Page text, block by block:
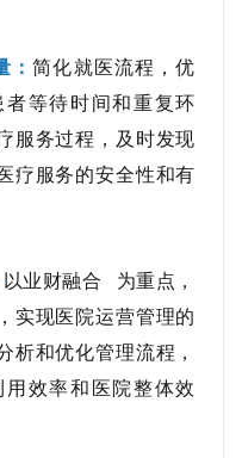
：简化就医流程，优
等待时间和重复环
服务过程，及时发现
疗服务的安全性和有
以业财融合
为重点，
实现医院运营管理的
析和优化管理流程，
效率和医院整体效